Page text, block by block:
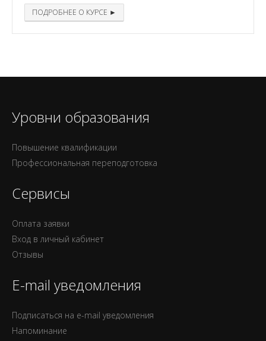
ПОДРОБНЕЕ О КУРСЕ ►
Уровни образования
Повышение квалификации
Профессиональная переподготовка
Сервисы
Оплата заявки
Вход в личный кабинет
Отзывы
E-mail уведомления
Подписаться на e-mail уведомления
Напоминание